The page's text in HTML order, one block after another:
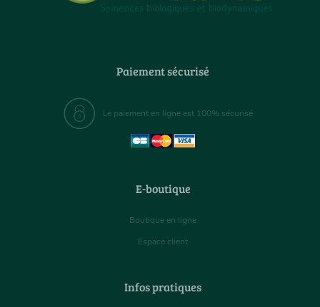
Paiement sécurisé
Le paiement en ligne est 100% sécurisé
E-boutique
Boutique en ligne
Espace client
Infos pratiques